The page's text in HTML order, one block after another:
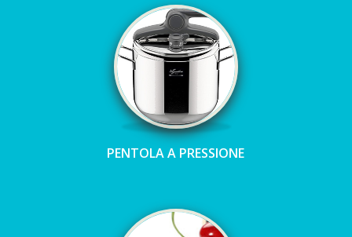
PENTOLA A PRESSIONE